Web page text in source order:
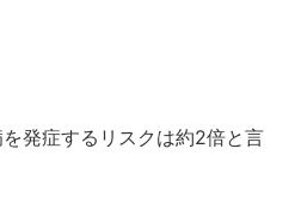
発症するリスクは約2倍と言